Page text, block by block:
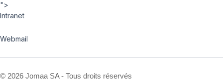
">
Intranet
Webmail
© 2026 Jomaa SA - Tous droits réservés